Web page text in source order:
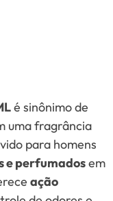
é sinônimo de
uma fragrância
para homens
e perfumadosem
ação